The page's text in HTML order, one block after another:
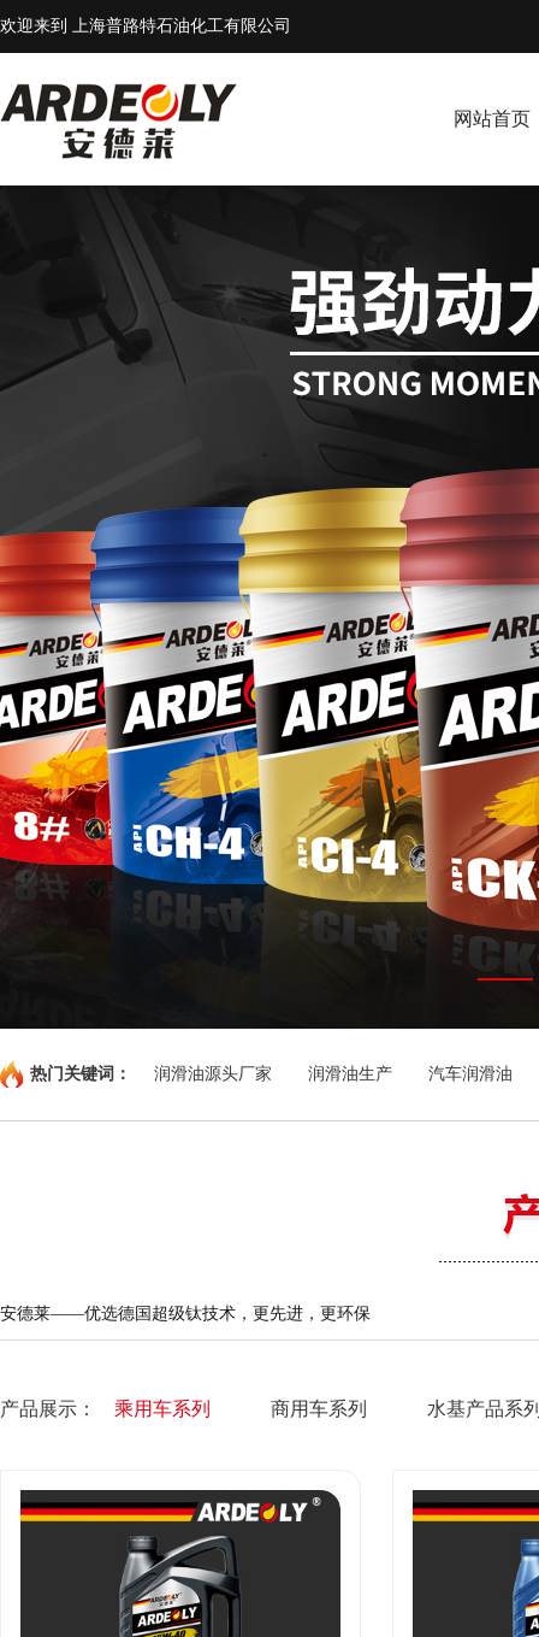
欢迎来到 上海普路特石油化工有限公司
网站首页
热门关键词： 润滑油源头厂家 润滑油生产 汽车润滑油
安德莱——优选德国超级钛技术，更先进，更环保
产品展示： 乘用车系列 商用车系列 水基产品系